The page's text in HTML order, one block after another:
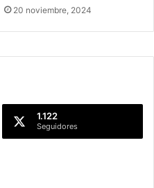
20 noviembre, 2024
1.122
Seguidores